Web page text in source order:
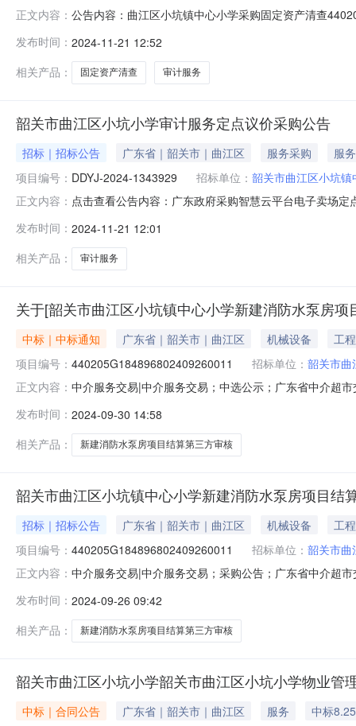
正文内容： 公告内容：曲江区小坑镇中心小学采购固定资产清查
布人：韶关市曲江区小坑小学发布时间：2024年11月21日
发布时间： 2024-11-21 12:52
相关产品：
固定资产清查 审计服务
韶关市曲江区小坑小学审计服务定点议价采购公告
招标｜招标公告 广东省｜韶关市｜曲江区 服务采购
服务
项目编号： DDYJ-2024-1343929 招标单位： 韶关市曲江区小坑镇
正文内容： 点击查看公告内容：广东政府采购智慧云平台电子卖场
服务开始时间：2024年11月25日服务结束时间：2024
发布时间： 2024-11-21 12:01
相关产品：
审计服务
关于[韶关市曲江区小坑镇中心小学新建消防水泵房
中标｜中标通知 广东省｜韶关市｜曲江区 机械设备
工程
项目编号： 440205G184896802409260011 招标单位： 韶关市曲
正文内容： 中介服务交易|中介服务交易；中选公示；广东省中介超
选取中介机构方式：直接选取业务单位咨询电话：0751-
号泰维智
发布时间： 2024-09-30 14:58
相关产品：
新建消防水泵房项目结算第三方审核
韶关市曲江区小坑镇中心小学新建消防水泵房项目结
招标｜招标公告 广东省｜韶关市｜曲江区 机械设备
工程
项目编号： 440205G184896802409260011 招标单位： 韶关市曲
正文内容： 中介服务交易|中介服务交易；采购公告；广东省中介超
0751-6911281投资审批项目：否投资审批项目编码：项
后5个工
发布时间： 2024-09-26 09:42
相关产品：
新建消防水泵房项目结算第三方审核
韶关市曲江区小坑小学韶关市曲江区小坑小学物业管
中标｜合同公告 广东省｜韶关市｜曲江区 服务
中标